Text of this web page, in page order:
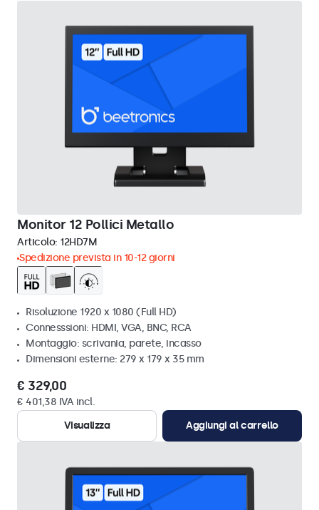
Monitor 12 Pollici Metallo
Articolo: 12HD7M
Spedizione prevista in 10-12 giorni
Risoluzione 1920 x 1080 (Full HD)
Connesssioni: HDMI, VGA, BNC, RCA
Montaggio: scrivania, parete, incasso
Dimensioni esterne: 279 x 179 x 35 mm
€ 329,00
€ 401,38 IVA incl.
Visualizza
Aggiungi al carrello